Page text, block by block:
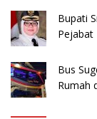
Bupati
Pejabat
Bus
Rumah